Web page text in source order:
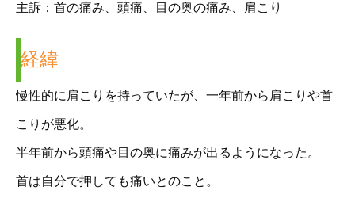
主訴：首の痛み、頭痛、目の奥の痛み、肩こり
経緯
慢性的に肩こりを持っていたが、一年前から肩こりや首
こりが悪化。
半年前から頭痛や目の奥に痛みが出るようになった。
首は自分で押しても痛いとのこと。